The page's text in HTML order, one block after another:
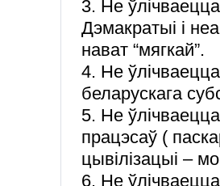
3. Не
Дэмакратыі і
нават “мягкай”.
4. Не
беларускага
5. Не ўлічваецца
працэсаў (
цывілізацыі –
6. Не